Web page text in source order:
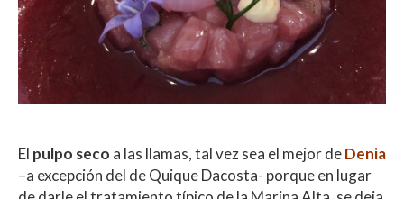
El pulpo seco a las llamas, tal vez sea el mejor deDenia
–a excepción del de Quique Dacosta- porque en lugar